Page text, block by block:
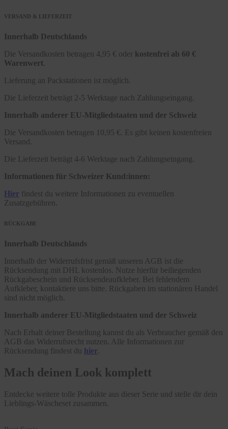
VERSAND & LIEFERZEIT
Innerhalb Deutschlands
Die Versandkosten betragen 4,95 € oder kostenfrei ab 60 €
Warenwert
Lieferung an Packstationen ist möglich.
Die Lieferzeit beträgt 2-5 Werktage nach Zahlungseingang.
Innerhalb anderer EU-Mitgliedstaaten und der Schweiz
Die Versandkosten betragen 10,95 €. Es gibt keinen kostenfreien
Versand.
Die Lieferzeit beträgt 4-6 Werktage nach Zahlungseingang.
Informationen für Schweizer Kund:innen:
Hier findest du weitere Informationen zu eventuellen
Zusatzgebühren.
RÜCKGABE
Innerhalb Deutschlands
Innerhalb der Widerrufsfrist gemäß unseren AGB ist die
Rücksendung mit DHL kostenlos. Nutze hierfür beiliegenden
Rückgabeschein und Rücksendeaufkleber. Bei fehlendem
Aufkleber, kontaktiere uns bitte. Rückgaben im stationären Handel
sind nicht möglich.
Innerhalb anderer EU-Mitgliedstaaten und der Schweiz
Nach Erhalt deiner Bestellung kannst du als Verbraucher gemäß den
AGB das Widerrufsrecht nutzen. Alle Informationen zur
Rücksendung findest du hier
Mach deinen Look komplett
Entdecke weitere tolle Produkte aus dieser Serie und stelle dir dein
Lieblings-Wäscheset zusammen.